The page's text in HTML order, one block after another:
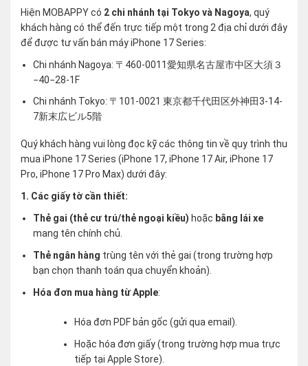
Hiện MOBAPPY có 2 chi nhánh tại Tokyo và Nagoya, quý
khách hàng có thể đến trực tiếp một trong 2 địa chỉ dưới đây
để được tư vấn bán máy iPhone 17 Series:
Chi nhánh Nagoya: 〒460-0011愛知県名古屋市中区大須３
−40−28-1F
Chi nhánh Tokyo: 〒101-0021 東京都千代田区外神田3-14-
7新末広ビル5階
Quý khách hàng vui lòng đọc kỹ các thông tin về quy trình thu
mua iPhone 17 Series (iPhone 17, iPhone 17 Air, iPhone 17
Pro, iPhone 17 Pro Max) dưới đây:
1. Các giấy tờ cần thiết:
Thẻ gai (thẻ cư trú/thẻ ngoại kiều) hoặc bằng lái xe
mang tên chính chủ.
Thẻ ngân hàng trùng tên với thẻ gai (trong trường hợp
bạn chọn thanh toán qua chuyển khoản).
Hóa đơn mua hàng từ Apple:
Hóa đơn PDF bản gốc (gửi qua email).
Hoặc hóa đơn giấy (trong trường hợp mua trực
tiếp tại Apple Store).